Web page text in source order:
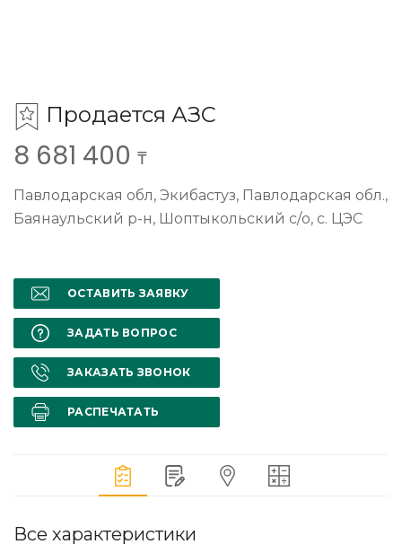
Продается АЗС
8 681 400 ₸
Павлодарская обл, Экибастуз, Павлодарская обл.,
Баянаульский р-н, Шоптыкольский с/о, с. ЦЭС
ОСТАВИТЬ ЗАЯВКУ
ЗАДАТЬ ВОПРОС
ЗАКАЗАТЬ ЗВОНОК
РАСПЕЧАТАТЬ
Все характеристики